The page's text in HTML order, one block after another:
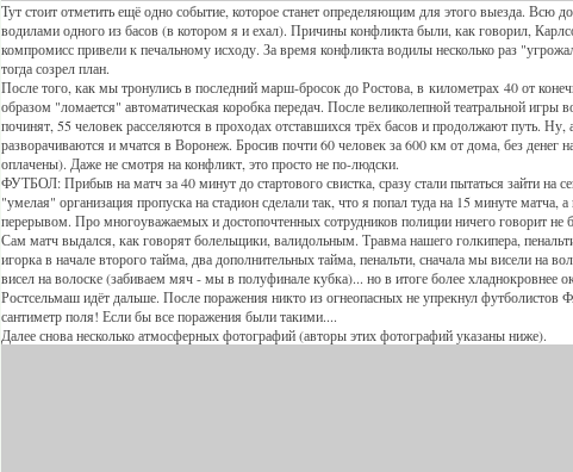
Тут стоит отметить ещё одно событие, которое станет определяющим для этого выезда. Всю
водилами одного из басов (в котором я и ехал). Причины конфликта были, как говорил,
компромисс привели к печальному исходу. За время конфликта водилы несколько раз
тогда созрел план.
После того, как мы тронулись в последний марш-бросок до Ростова, в километрах 40 от
образом "ломается" автоматическая коробка передач. После великолепной театральной игры
починят, 55 человек расселяются в проходах отставшихся трёх басов и продолжают путь. Ну,
разворачиваются и мчатся в Воронеж. Бросив почти 60 человек за 600 км от дома, без денег
оплачены). Даже не смотря на конфликт, это просто не по-людски.
ФУТБОЛ: Прибыв на матч за 40 минут до стартового свистка, сразу стали пытаться зайти на
"умелая" организация пропуска на стадион сделали так, что я попал туда на 15 минуте матча,
перерывом. Про многоуважаемых и достопочтенных сотрудников полиции ничего говорит не
Сам матч выдался, как говорят болельщики, валидольным. Травма нашего голкипера,
игорка в начале второго тайма, два дополнительных тайма, пенальти, сначала мы висели на
висел на волоске (забиваем мяч - мы в полуфинале кубка)... но в итоге более хладнокровнее
Ростсельмаш идёт дальше. После поражения никто из огнеопасных не упрекнул
сантиметр поля! Если бы все поражения были такими....
Далее снова несколько атмосферных фотографий (авторы этих фотографий указаны ниже).